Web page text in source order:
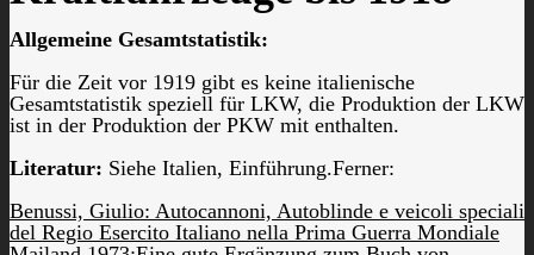
Allgemeine Gesamtstatistik:
Für die Zeit vor 1919 gibt es keine italienische
Gesamtstatistik speziell für LKW, die Produktion der LKW
ist in der Produktion der PKW mit enthalten.
Literatur: Siehe Italien, Einführung.Ferner:
Benussi, Giulio: Autocannoni, Autoblinde e veicoli speciali
del Regio Esercito Italiano nella Prima Guerra Mondiale